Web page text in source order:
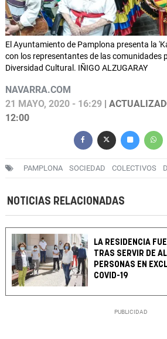
El Ayuntamiento de Pamplona presenta la
con los representantes de las comunidades
Diversidad Cultural. IÑIGO ALZUGARAY
NAVARRA.COM
21 MAYO, 2020 - 16:29 |
12:00
PAMPLONA SOCIEDAD COLECTIVOS
NOTICIAS RELACIONADAS
LA RESIDENCIA
TRAS SERVIR DE
PERSONAS EN
COVID-19